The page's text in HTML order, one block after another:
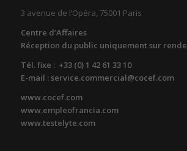
3 avenue de l’Opéra, 75001 Paris
Centre d’Affaires
Réception du public uniquement sur
Tél. fixe : +33 (0) 1 42 61 33 10
E-mail : service.commercial@cocef.com
www.cocef.com
www.empleofrancia.com
www.testelyte.com